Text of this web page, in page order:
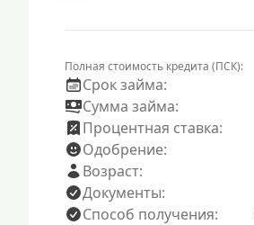
Полная стоимость кредита (ПСК):
Срок займа:
Сумма займа:
Процентная ставка:
Одобрение:
Возраст:
Документы:
Способ получения: